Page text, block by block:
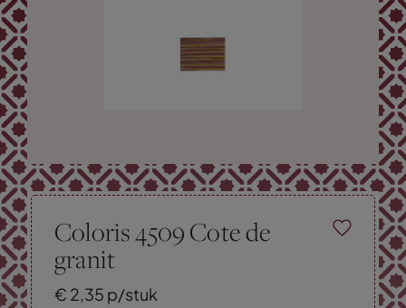
Coloris 4509 Cote de
granit
€ 2,35 p/stuk